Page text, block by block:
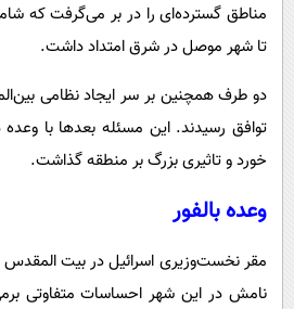
مناطق گسترده‌ای را در بر می‌گرفت
تا شهر موصل در شرق امتداد داشت.
دو طرف همچنین بر سر ایجاد نظامی
توافق رسیدند. این مسئله بعدها با وعده
خورد و تاثیری بزرگ بر منطقه گذاشت.
وعده بالفور
مقر نخست‌وزیری اسرائیل در بیت
نامش در این شهر احساسات متفاوتی